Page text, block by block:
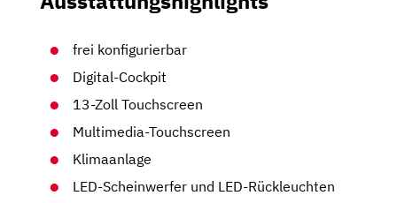
frei konfigurierbar
Digital-Cockpit
13-Zoll Touchscreen
Multimedia-Touchscreen
Klimaanlage
LED-Scheinwerfer und LED-Rückleuchten